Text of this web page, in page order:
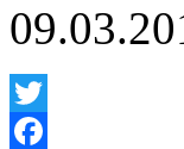
Twitter